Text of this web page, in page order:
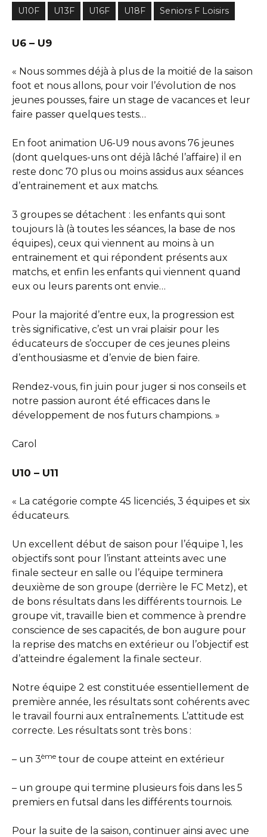
U10F U13F U16F U18F Seniors F Loisirs
U6 – U9
« Nous sommes déjà à plus de la moitié de la saison
foot et nous allons, pour voir l’évolution de nos
jeunes pousses, faire un stage de vacances et leur
faire passer quelques tests…
En foot animation U6-U9 nous avons 76 jeunes
(dont quelques-uns ont déjà lâché l’affaire) il en
reste donc 70 plus ou moins assidus aux séances
d’entrainement et aux matchs.
3 groupes se détachent : les enfants qui sont
toujours là (à toutes les séances, la base de nos
équipes), ceux qui viennent au moins à un
entrainement et qui répondent présents aux
matchs, et enfin les enfants qui viennent quand
eux ou leurs parents ont envie…
Pour la majorité d’entre eux, la progression est
très significative, c’est un vrai plaisir pour les
éducateurs de s’occuper de ces jeunes pleins
d’enthousiasme et d’envie de bien faire.
Rendez-vous, fin juin pour juger si nos conseils et
notre passion auront été efficaces dans le
développement de nos futurs champions. »
Carol
U10 – U11
« La catégorie compte 45 licenciés, 3 équipes et six
éducateurs.
Un excellent début de saison pour l’équipe 1, les
objectifs sont pour l’instant atteints avec une
finale secteur en salle ou l’équipe terminera
deuxième de son groupe (derrière le FC Metz), et
de bons résultats dans les différents tournois. Le
groupe vit, travaille bien et commence à prendre
conscience de ses capacités, de bon augure pour
la reprise des matchs en extérieur ou l’objectif est
d’atteindre également la finale secteur.
Notre équipe 2 est constituée essentiellement de
première année, les résultats sont cohérents avec
le travail fourni aux entraînements. L’attitude est
correcte. Les résultats sont très bons :
– un 3ème tour de coupe atteint en extérieur
– un groupe qui termine plusieurs fois dans les 5
premiers en futsal dans les différents tournois.
Pour la suite de la saison, continuer ainsi avec une